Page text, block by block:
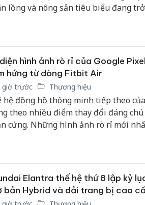
lồng và nông sản tiêu biểu đang
mại điện tử.
hình ảnh rò rỉ của Google
hứng từ dòng Fitbit Air
giờ trước Thương hiệu
hệ đồng hồ thông minh tiếp theo
theo nhiều điểm thay đổi đáng
cứng. Những hình ảnh rò rỉ mới
tinh tế với các góc bo tròn mềm
đó dung hòa giữa tính năng công
tố thời trang.
Elantra thế hệ thứ 8 lập kỷ
bản Hybrid và dải trang bị cao